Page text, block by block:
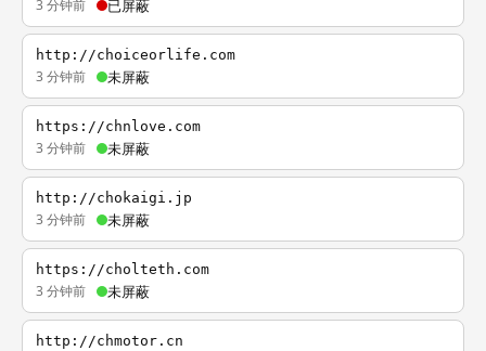
3 分钟前 已屏蔽
http://choiceorlife.com
3 分钟前 未屏蔽
https://chnlove.com
3 分钟前 未屏蔽
http://chokaigi.jp
3 分钟前 未屏蔽
https://cholteth.com
3 分钟前 未屏蔽
http://chmotor.cn